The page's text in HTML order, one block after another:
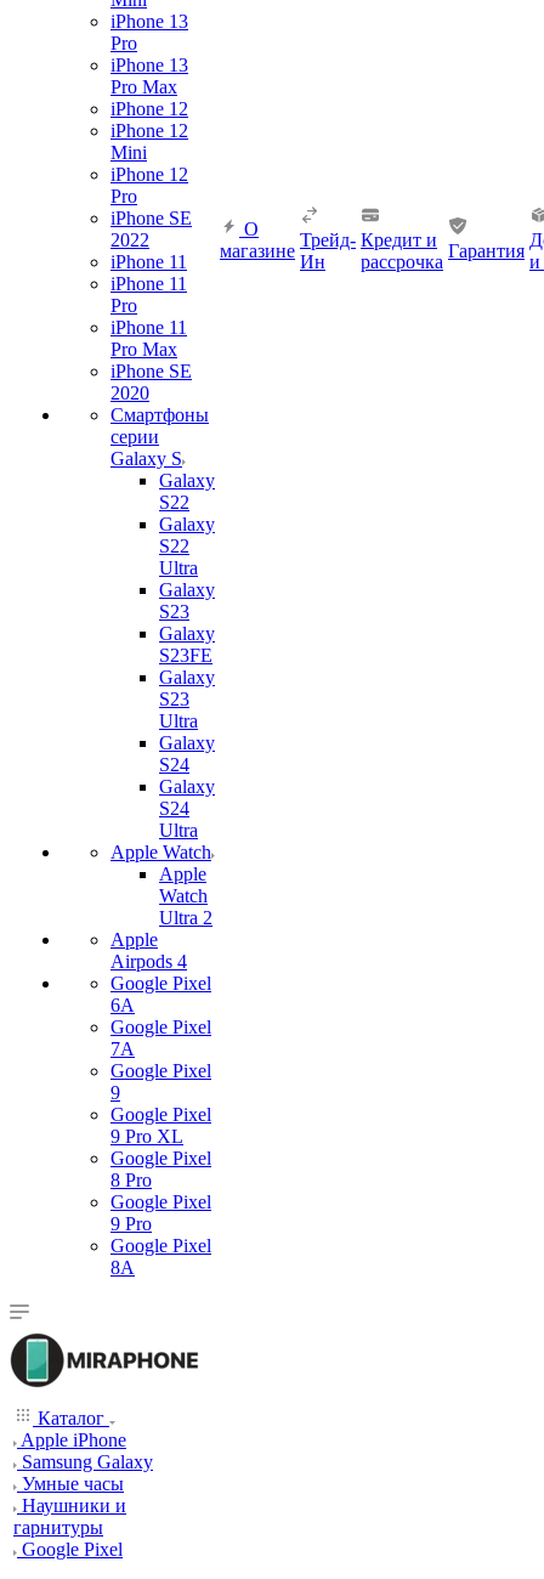
iPhone 13
Pro
iPhone 13
Pro Max
iPhone 12
iPhone 12
Mini
iPhone 12
Pro
iPhone SE
2022
iPhone 11
iPhone 11
Pro
iPhone 11
Pro Max
iPhone SE
2020
Смартфоны
серии
Galaxy S
Galaxy
S22
Galaxy
S22
Ultra
Galaxy
S23
Galaxy
S23FE
Galaxy
S23
Ultra
Galaxy
S24
Galaxy
S24
Ultra
Apple Watch
Apple
Watch
Ultra 2
Apple
Airpods 4
Google Pixel
6A
Google Pixel
7А
Google Pixel
9
Google Pixel
9 Pro XL
Google Pixel
8 Pro
Google Pixel
9 Pro
Google Pixel
8A
О
магазине
Трейд-
Ин
Кредит и
рассрочка
Гарантия
и
Каталог
Apple iPhone
Samsung Galaxy
Умные часы
Наушники и
гарнитуры
Google Pixel